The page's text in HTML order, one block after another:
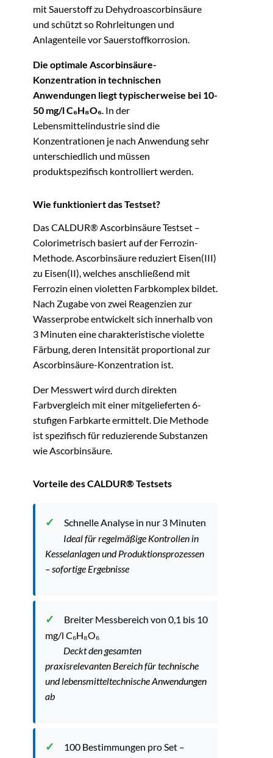
mit Sauerstoff zu Dehydroascorbinsäure
und schützt so Rohrleitungen und
Anlagenteile vor Sauerstoffkorrosion.
Die optimale Ascorbinsäure-
Konzentration in technischen
Anwendungen liegt typischerweise bei 10-
50 mg/l C₆H₈O₆. In der
Lebensmittelindustrie sind die
Konzentrationen je nach Anwendung sehr
unterschiedlich und müssen
produktspezifisch kontrolliert werden.
Wie funktioniert das Testset?
Das CALDUR® Ascorbinsäure Testset –
Colorimetrisch basiert auf der Ferrozin-
Methode. Ascorbinsäure reduziert Eisen(III)
zu Eisen(II), welches anschließend mit
Ferrozin einen violetten Farbkomplex bildet.
Nach Zugabe von zwei Reagenzien zur
Wasserprobe entwickelt sich innerhalb von
3 Minuten eine charakteristische violette
Färbung, deren Intensität proportional zur
Ascorbinsäure-Konzentration ist.
Der Messwert wird durch direkten
Farbvergleich mit einer mitgelieferten 6-
stufigen Farbkarte ermittelt. Die Methode
ist spezifisch für reduzierende Substanzen
wie Ascorbinsäure.
Vorteile des CALDUR® Testsets
Schnelle Analyse in nur 3 Minuten
Ideal für regelmäßige Kontrollen in
Kesselanlagen und Produktionsprozessen
– sofortige Ergebnisse
Breiter Messbereich von 0,1 bis 10
mg/l C₆H₈O₆
Deckt den gesamten
praxisrelevanten Bereich für technische
und lebensmitteltechnische Anwendungen
ab
100 Bestimmungen pro Set –